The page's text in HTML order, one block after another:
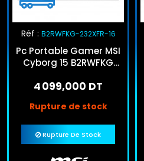
Réf : B2RWFKG-232XFR-16
Pc Portable Gamer MSI
Cyborg 15 B2RWFKG
RTX 5060
4 099,000 DT
Rupture de stock
Rupture De Stock